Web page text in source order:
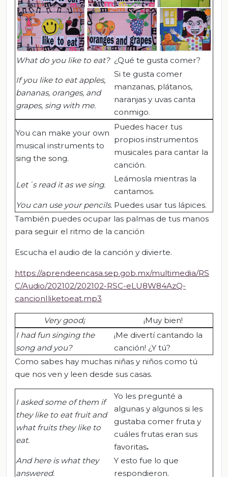
What do you like to eat? ¿Qué te gusta comer?
If you like to eat apples,
bananas, oranges, and
grapes, sing with me.
Si te gusta comer
manzanas, plátanos,
naranjas y uvas canta
conmigo.
You can make your own
musical instruments to
sing the song.
Puedes hacer tus
propios instrumentos
musicales para cantar la
canción.
Let´s read it as we sing.
Leámosla mientras la
cantamos.
You can use your pencils. Puedes usar tus lápices.
También puedes ocupar las palmas de tus manos
para seguir el ritmo de la canción
Escucha el audio de la canción y divierte.
https://aprendeencasa.sep.gob.mx/multimedia/RS
C/Audio/202102/202102-RSC-eLU8W84AzQ-
cancionIliketoeat.mp3
Very good¡
¡Muy bien!
I had fun singing the
song and you?
¡Me divertí cantando la
canción! ¿Y tú?
Como sabes hay muchas niñas y niños como tú
que nos ven y leen desde sus casas.
I asked some of them if
they like to eat fruit and
what fruits they like to
eat.
Yo les pregunté a
algunas y algunos si les
gustaba comer fruta y
cuáles frutas eran sus
favoritas.
And here is what they
answered.
Y esto fue lo que
respondieron.